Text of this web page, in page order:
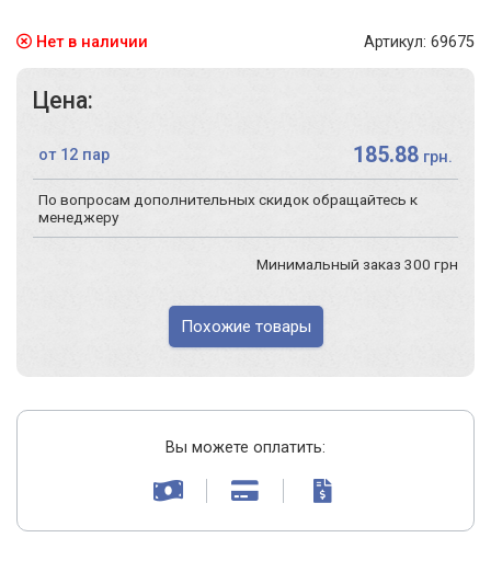
Нет в наличии Артикул: 69675
Цена:
от 12 пар 185.88 грн.
По вопросам дополнительных скидок обращайтесь к
менеджеру
Минимальный заказ 300 грн
Похожие товары
Вы можете оплатить: